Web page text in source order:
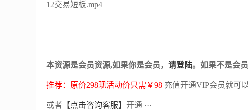
12交易短板.mp4
本资源是会员资源,如果你是会员， 请登陆。如果不是会员
推荐：原价298现活动价只需￥98 充值开通VIP会员就可以
或者 【点击咨询客服】 开通 ···